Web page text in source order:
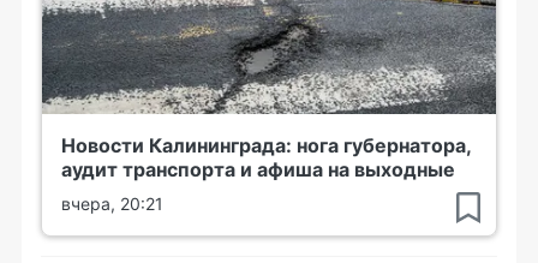
Новости Калининграда: нога губернатора,
аудит транспорта и афиша на выходные
вчера, 20:21